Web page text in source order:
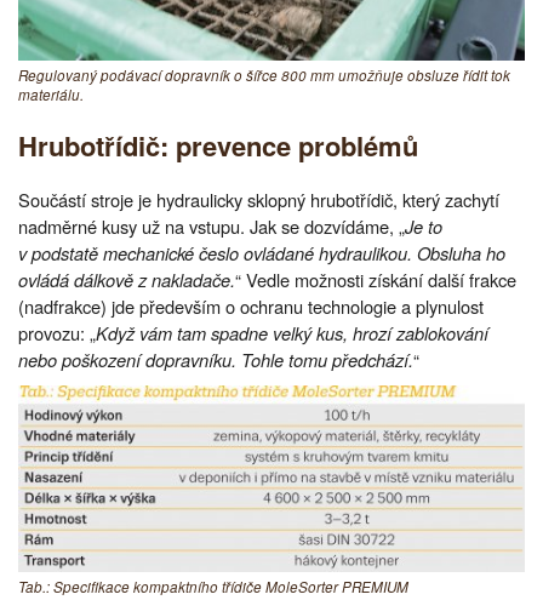
Regulovaný podávací dopravník o šířce 800 mm umožňuje obsluze řídit tok
materiálu.
Hrubotřídič: prevence problémů
Součástí stroje je hydraulicky sklopný hrubotřídič, který zachytí
nadměrné kusy už na vstupu. Jak se dozvídáme, „Je to
v podstatě mechanické česlo ovládané hydraulikou. Obsluha ho
ovládá dálkově z nakladače.“ Vedle možnosti získání další frakce
(nadfrakce) jde především o ochranu technologie a plynulost
provozu: „Když vám tam spadne velký kus, hrozí zablokování
nebo poškození dopravníku. Tohle tomu předchází.“
Tab.: Specifikace kompaktního třídiče MoleSorter PREMIUM